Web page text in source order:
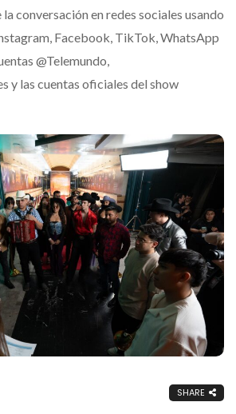
la conversación en redes sociales usando
Facebook, TikTok, WhatsApp
@Telemundo,
y las cuentas oficiales del show
SHARE